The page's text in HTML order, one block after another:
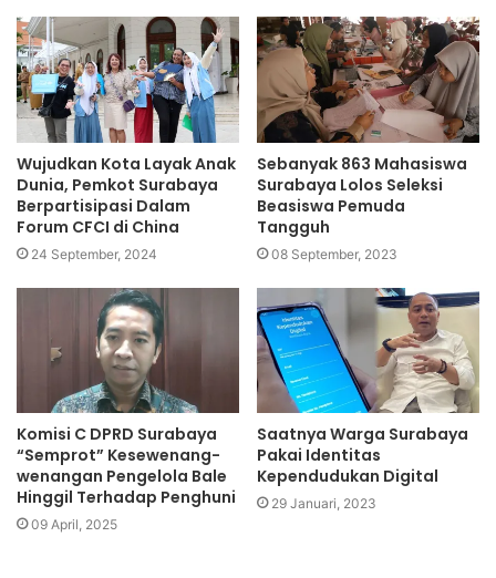
Wujudkan Kota Layak Anak
Dunia, Pemkot Surabaya
Berpartisipasi Dalam
Forum CFCI di China
24 September, 2024
Sebanyak 863 Mahasiswa
Surabaya Lolos Seleksi
Beasiswa Pemuda
Tangguh
08 September, 2023
Komisi C DPRD Surabaya
“Semprot” Kesewenang-
wenangan Pengelola Bale
Hinggil Terhadap Penghuni
09 April, 2025
Saatnya Warga Surabaya
Pakai Identitas
Kependudukan Digital
29 Januari, 2023